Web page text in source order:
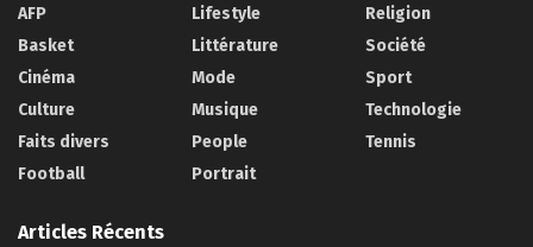
AFP
Basket
Cinéma
Culture
Faits divers
Football
Lifestyle
Littérature
Mode
Musique
People
Portrait
Religion
Société
Sport
Technologie
Tennis
Articles Récents